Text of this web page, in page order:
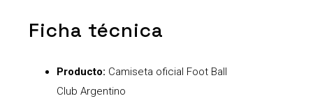
Ficha técnica
Producto: Camiseta oficial Foot Ball
Club Argentino